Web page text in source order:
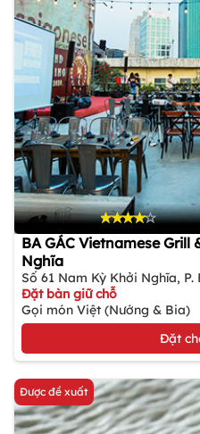
BA GÁC Vietnamese Grill
Nghĩa
Số 61 Nam Kỳ Khởi Nghĩa, P.
Đặt bàn giữ chỗ
Gọi món Việt (Nướng & Bia)
Đặt
Được đề xuất